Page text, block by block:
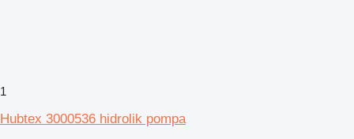
1
Hubtex 3000536 hidrolik pompa